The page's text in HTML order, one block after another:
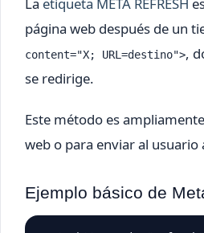
página web después de un
content="X; URL=destino">,
se redirige.
Este método es
web o para enviar al
Ejemplo básico de